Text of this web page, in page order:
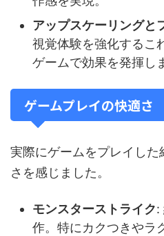
アップスケーリングと
視覚体験を強化するこ
ゲームで効果を発揮し
ゲームプレイの快適さ
実際にゲームをプレイし
さを感じました。
モンスターストライク:
作。特にカクつきやラ